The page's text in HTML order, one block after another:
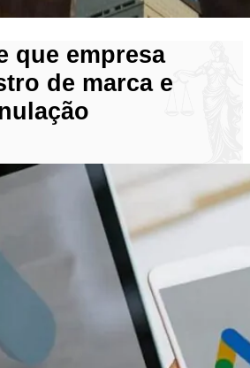
que empresa
de marca e